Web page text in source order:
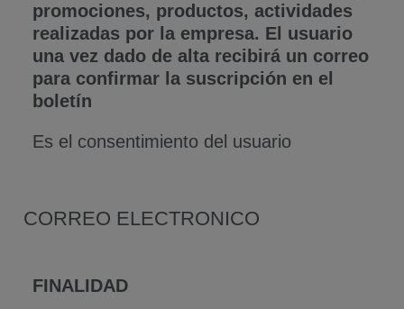
promociones, productos, actividades
realizadas por la empresa. El usuario
una vez dado de alta recibirá un correo
para confirmar la suscripción en el
boletín
Es el consentimiento del usuario
CORREO ELECTRONICO
FINALIDAD